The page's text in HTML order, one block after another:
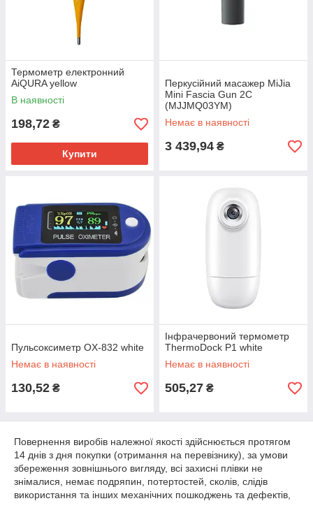
Термометр електронний
AiQURA yellow
В наявності
198,72 ₴
Купити
Перкусійний масажер MiJia
Mini Fascia Gun 2C
(MJJMQ03YM)
Немає в наявності
3 439,94 ₴
Пульсоксиметр OX-832 white
Немає в наявності
130,52 ₴
Інфрачервоний термометр
ThermoDock P1 white
Немає в наявності
505,27 ₴
Повернення виробів належної якості здійснюється протягом
14 днів з дня покупки (отримання на перевізнику), за умови
збереження зовнішнього вигляду, всі захисні плівки не
знімалися, немає подряпин, потертостей, сколів, слідів
використання та інших механічних пошкоджень та дефектів,